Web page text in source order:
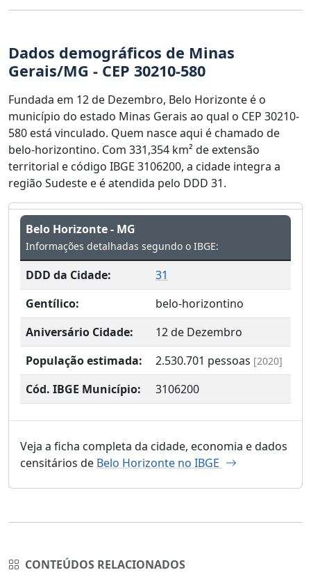
Dados demográficos de Minas
Gerais/MG - CEP 30210-580
Fundada em 12 de Dezembro, Belo Horizonte é o
município do estado Minas Gerais ao qual o CEP 30210-
580 está vinculado. Quem nasce aqui é chamado de
belo-horizontino. Com 331,354 km² de extensão
territorial e código IBGE 3106200, a cidade integra a
região Sudeste e é atendida pelo DDD 31.
Belo Horizonte - MG
Informações detalhadas segundo o IBGE:
DDD da Cidade:
31
Gentílico:
belo-horizontino
Aniversário Cidade:
12 de Dezembro
População estimada:
2.530.701 pessoas [2020]
Cód. IBGE Município: 3106200
Veja a ficha completa da cidade, economia e dados
censitários de Belo Horizonte no IBGE
CONTEÚDOS RELACIONADOS